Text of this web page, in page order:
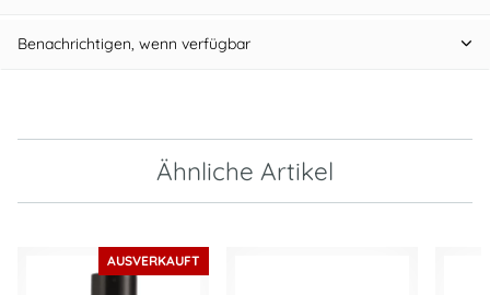
Benachrichtigen, wenn verfügbar
Ähnliche Artikel
AUSVERKAUFT